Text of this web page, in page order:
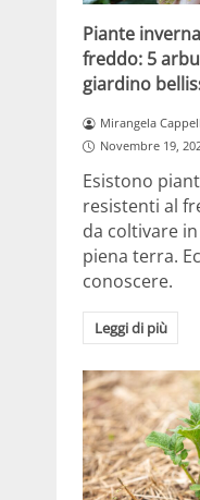
Piante
freddo: 5
giardino
Mirangela
Novembre 19,
Esistono
resistenti al
da coltivare
piena terra.
conoscere.
Leggi di più